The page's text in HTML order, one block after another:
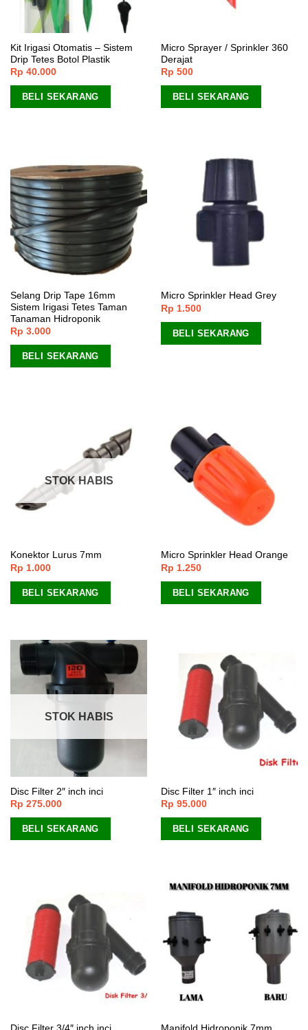
Kit Irigasi Otomatis – Sistem
Drip Tetes Botol Plastik
Rp 40.000
BELI SEKARANG
Micro Sprayer / Sprinkler 360
Derajat
Rp 500
BELI SEKARANG
Selang Drip Tape 16mm
Sistem Irigasi Tetes Taman
Tanaman Hidroponik
Rp 3.000
BELI SEKARANG
Micro Sprinkler Head Grey
Rp 1.500
BELI SEKARANG
STOK HABIS
Konektor Lurus 7mm
Rp 1.000
BELI SEKARANG
Micro Sprinkler Head Orange
Rp 1.250
BELI SEKARANG
STOK HABIS
Disc Filter 2″ inch inci
Rp 275.000
BELI SEKARANG
Disc Filter 1″ inch inci
Rp 95.000
BELI SEKARANG